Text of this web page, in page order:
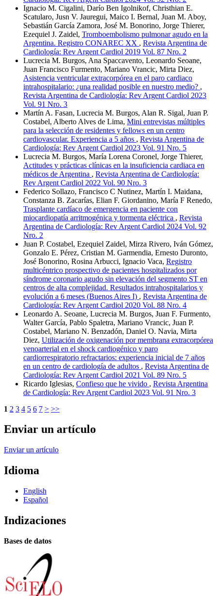
Ignacio M. Cigalini, Darío Ben Igolnikof, Christhian E.
Scatularo, Jusn V. Jauregui, Maico I. Bernal, Juan M. Aboy,
Sebastián García Zamora, José M. Bonorino, Jorge Thierer,
Ezequiel J. Zaidel, Tromboembolismo pulmonar agudo en la
Argentina. Registro CONAREC XX , Revista Argentina de
Cardiología: Rev Argent Cardiol 2019 Vol. 87 Nro. 2
Lucrecia M. Burgos, Ana Spaccavento, Leonardo Seoane,
Juan Francisco Furmento, Mariano Vrancic, Mirta Diez,
Asistencia ventricular extracorpórea en el paro cardiaco
intrahospitalario: ¿una realidad posible en nuestro medio? ,
Revista Argentina de Cardiología: Rev Argent Cardiol 2023
Vol. 91 Nro. 3
Martín A. Fasan, Lucrecia M. Burgos, Alan R. Sigal, Juan P.
Costabel, Alberto Alves de Lima, Mini entrevistas múltiples
para la selección de residentes y fellows en un centro
cardiovascular. Experiencia a 5 años , Revista Argentina de
Cardiología: Rev Argent Cardiol 2023 Vol. 91 Nro. 5
Lucrecia M. Burgos, María Lorena Coronel, Jorge Thierer,
Actitudes y prácticas clínicas en la insuficiencia cardiaca en
médicos de Argentina , Revista Argentina de Cardiología:
Rev Argent Cardiol 2022 Vol. 90 Nro. 3
Federico Sollazo, Francisco C Nutinez, Martín I. Maidana,
Constanza B. Zacarías, Elian F. Giordanino, María F Renedo,
Trasplante cardíaco de emergencia en paciente con
miocardiopatía arritmogénica y tormenta eléctrica , Revista
Argentina de Cardiología: Rev Argent Cardiol 2024 Vol. 92
Nro. 2
Juan P. Costabel, Ezequiel Zaidel, Mirza Rivero, Iván Gómez,
Gonzalo E. Pérez, Cristian M. Garmendia, Ernesto Duronto,
José Bonorino, Rosina Arbucci, Ignacio Vaca, Registro
multicéntrico prospectivo de pacientes hospitalizados por
síndrome coronario agudo sin elevación del segmento ST en
centros de alta complejidad. Resultados intrahospitalarios y
evolución a 6 meses (Buenos Aires I) , Revista Argentina de
Cardiología: Rev Argent Cardiol 2020 Vol. 88 Nro. 4
Leonardo A. Seoane, Lucrecia M. Burgos, Juan F. Furmento,
Walter García, Pablo Spaletra, Mariano Vrancic, Juan P.
Costabel, Mariano N. Benzadón, Daniel O. Navia, Mirta
Diez, Utilización de oxigenación por membrana extracorpórea
venoarterial en el shock cardiogénico y paro
cardiorrespiratorio refractarios: experiencia inicial de 7 años
en un centro de cardiología de adultos , Revista Argentina de
Cardiología: Rev Argent Cardiol 2021 Vol. 89 Nro. 5
Ricardo Iglesias, Confieso que he vivido , Revista Argentina
de Cardiología: Rev Argent Cardiol 2023 Vol. 91 Nro. 3
1 2 3 4 5 6 7 > >>
Enviar un artículo
Enviar un artículo
Idioma
English
Español
Indizaciones
Bases de datos